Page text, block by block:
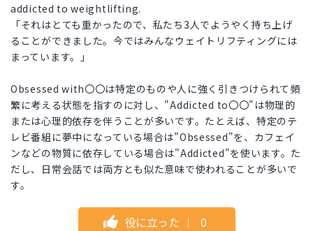
addicted to weightlifting.
「それはとても重かったので、私たち3人でようやく持ち上げ
ることができました。今ではみんなウェイトリフティングには
まっています。」
Obsessed with〇〇は特定のものや人に強く引きつけられて頻
繁に考える状態を指すのに対し、"Addicted to〇〇"は物理的
または心理的依存を伴うことが多いです。たとえば、特定のテ
レビ番組に夢中になっている場合は"Obsessed"を、カフェイ
ンなどの物質に依存している場合は"Addicted"を使います。た
だし、日常会話では両方とも似た意味で使われることが多いで
す。
役に立った ｜ 0